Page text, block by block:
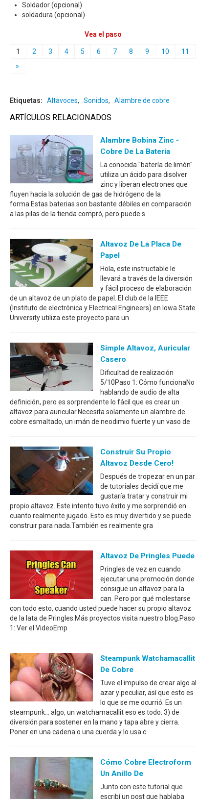
Soldador (opcional)
soldadura (opcional)
Vea el paso
1 2 3 4 5 6 7 8 9 10
11
»
Etiquetas: Altavoces, Sonidos, Alambre de cobre
ARTÍCULOS RELACIONADOS
Alambre Bobina Zinc -
Cobre De La Batería
La conocida "batería de limón"
utiliza un ácido para disolver
zinc y liberan electrones que
fluyen hacia la solución de gas de hidrógeno de la
forma.Estas baterias son bastante débiles en comparación
a las pilas de la tienda compró, pero puede s
Altavoz De La Placa De
Papel
Hola, este instructable le
llevará a través de la diversión
y fácil proceso de elaboración
de un altavoz de un plato de papel. El club de la IEEE
(Instituto de electrónica y Electrical Engineers) en Iowa State
University utiliza este proyecto para un
Simple Altavoz, Auricular
Casero
Dificultad de realización
5/10Paso 1: Cómo funcionaNo
hablando de audio de alta
definición, pero es sorprendente lo fácil que es crear un
altavoz para auricular.Necesita solamente un alambre de
cobre esmaltado, un imán de neodimio fuerte y un vaso de
Construir Su Propio
Altavoz Desde Cero!
Después de tropezar en un par
de tutoriales decidí que me
gustaría tratar y construir mi
propio altavoz. Este intento tuvo éxito y me sorprendió en
cuanto realmente jugado. Esto es muy divertido y se puede
construir para nada.También es realmente gra
Altavoz De Pringles Puede
Pringles de vez en cuando
ejecutar una promoción donde
consigue un altavoz para la
can. Pero por qué molestarse
con todo esto, cuando usted puede hacer su propio altavoz
de la lata de Pringles.Más proyectos visita nuestro blog.Paso
1: Ver el VideoEmp
Steampunk Watchamacallit
De Cobre
Tuve el impulso de crear algo al
azar y peculiar, así que esto es
lo que se me ocurrió. Es un
steampunk... algo, un watchamacallit eso es todo: 3) de
diversión para sostener en la mano y tapa abre y cierra.
Poner en una cadena o una cuerda y lo usa c
Cómo Cobre Electroform
Un Anillo De
Junto con este tutorial que
escribí un post que hablaba